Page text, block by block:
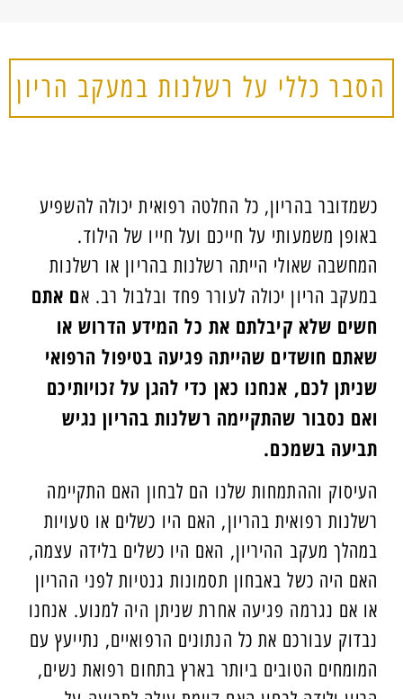
הסבר כללי על רשלנות במעקב הריון
כשמדובר בהריון, כל החלטה רפואית יכולה להשפיע
באופן משמעותי על חייכם ועל חייו של הילוד.
המחשבה שאולי הייתה רשלנות בהריון או רשלנות
במעקב הריון יכולה לעורר פחד ובלבול רב. אם אתם
חשים שלא קיבלתם את כל המידע הדרוש או
שאתם חושדים שהייתה פגיעה בטיפול הרפואי
שניתן לכם, אנחנו כאן כדי להגן על זכויותיכם
ואם נסבור שהתקיימה רשלנות בהריון נגיש
תביעה בשמכם.
העיסוק וההתמחות שלנו הם לבחון האם התקיימה
רשלנות רפואית בהריון, האם היו כשלים או טעויות
במהלך מעקב ההיריון, האם היו כשלים בלידה עצמה,
האם היה כשל באבחון תסמונות גנטיות לפני ההריון
או אם נגרמה פגיעה אחרת שניתן היה למנוע. אנחנו
נבדוק עבורכם את כל הנתונים הרפואיים, נתייעץ עם
המומחים הטובים ביותר בארץ בתחום רפואת נשים,